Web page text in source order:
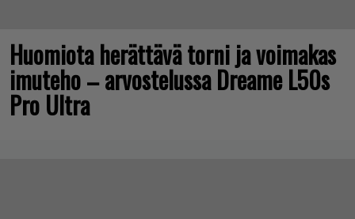
Huomiota herättävä torni ja voimakas
imuteho – arvostelussa Dreame L50s
Pro Ultra